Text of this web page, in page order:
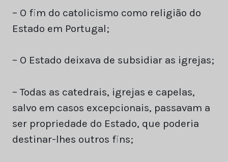
– O fim do catolicismo como religião do
Estado em Portugal;
– O Estado deixava de subsidiar as igrejas;
– Todas as catedrais, igrejas e capelas,
salvo em casos excepcionais, passavam a
ser propriedade do Estado, que poderia
destinar-lhes outros fins;